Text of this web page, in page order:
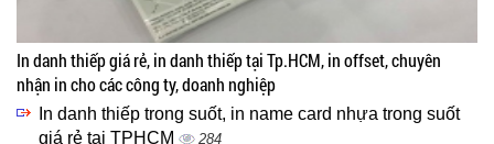
In danh thiếp giá rẻ, in danh thiếp tại Tp.HCM, in offset, chuyên
nhận in cho các công ty, doanh nghiệp
In danh thiếp trong suốt, in name card nhựa trong suốt
giá rẻ tại TPHCM
284